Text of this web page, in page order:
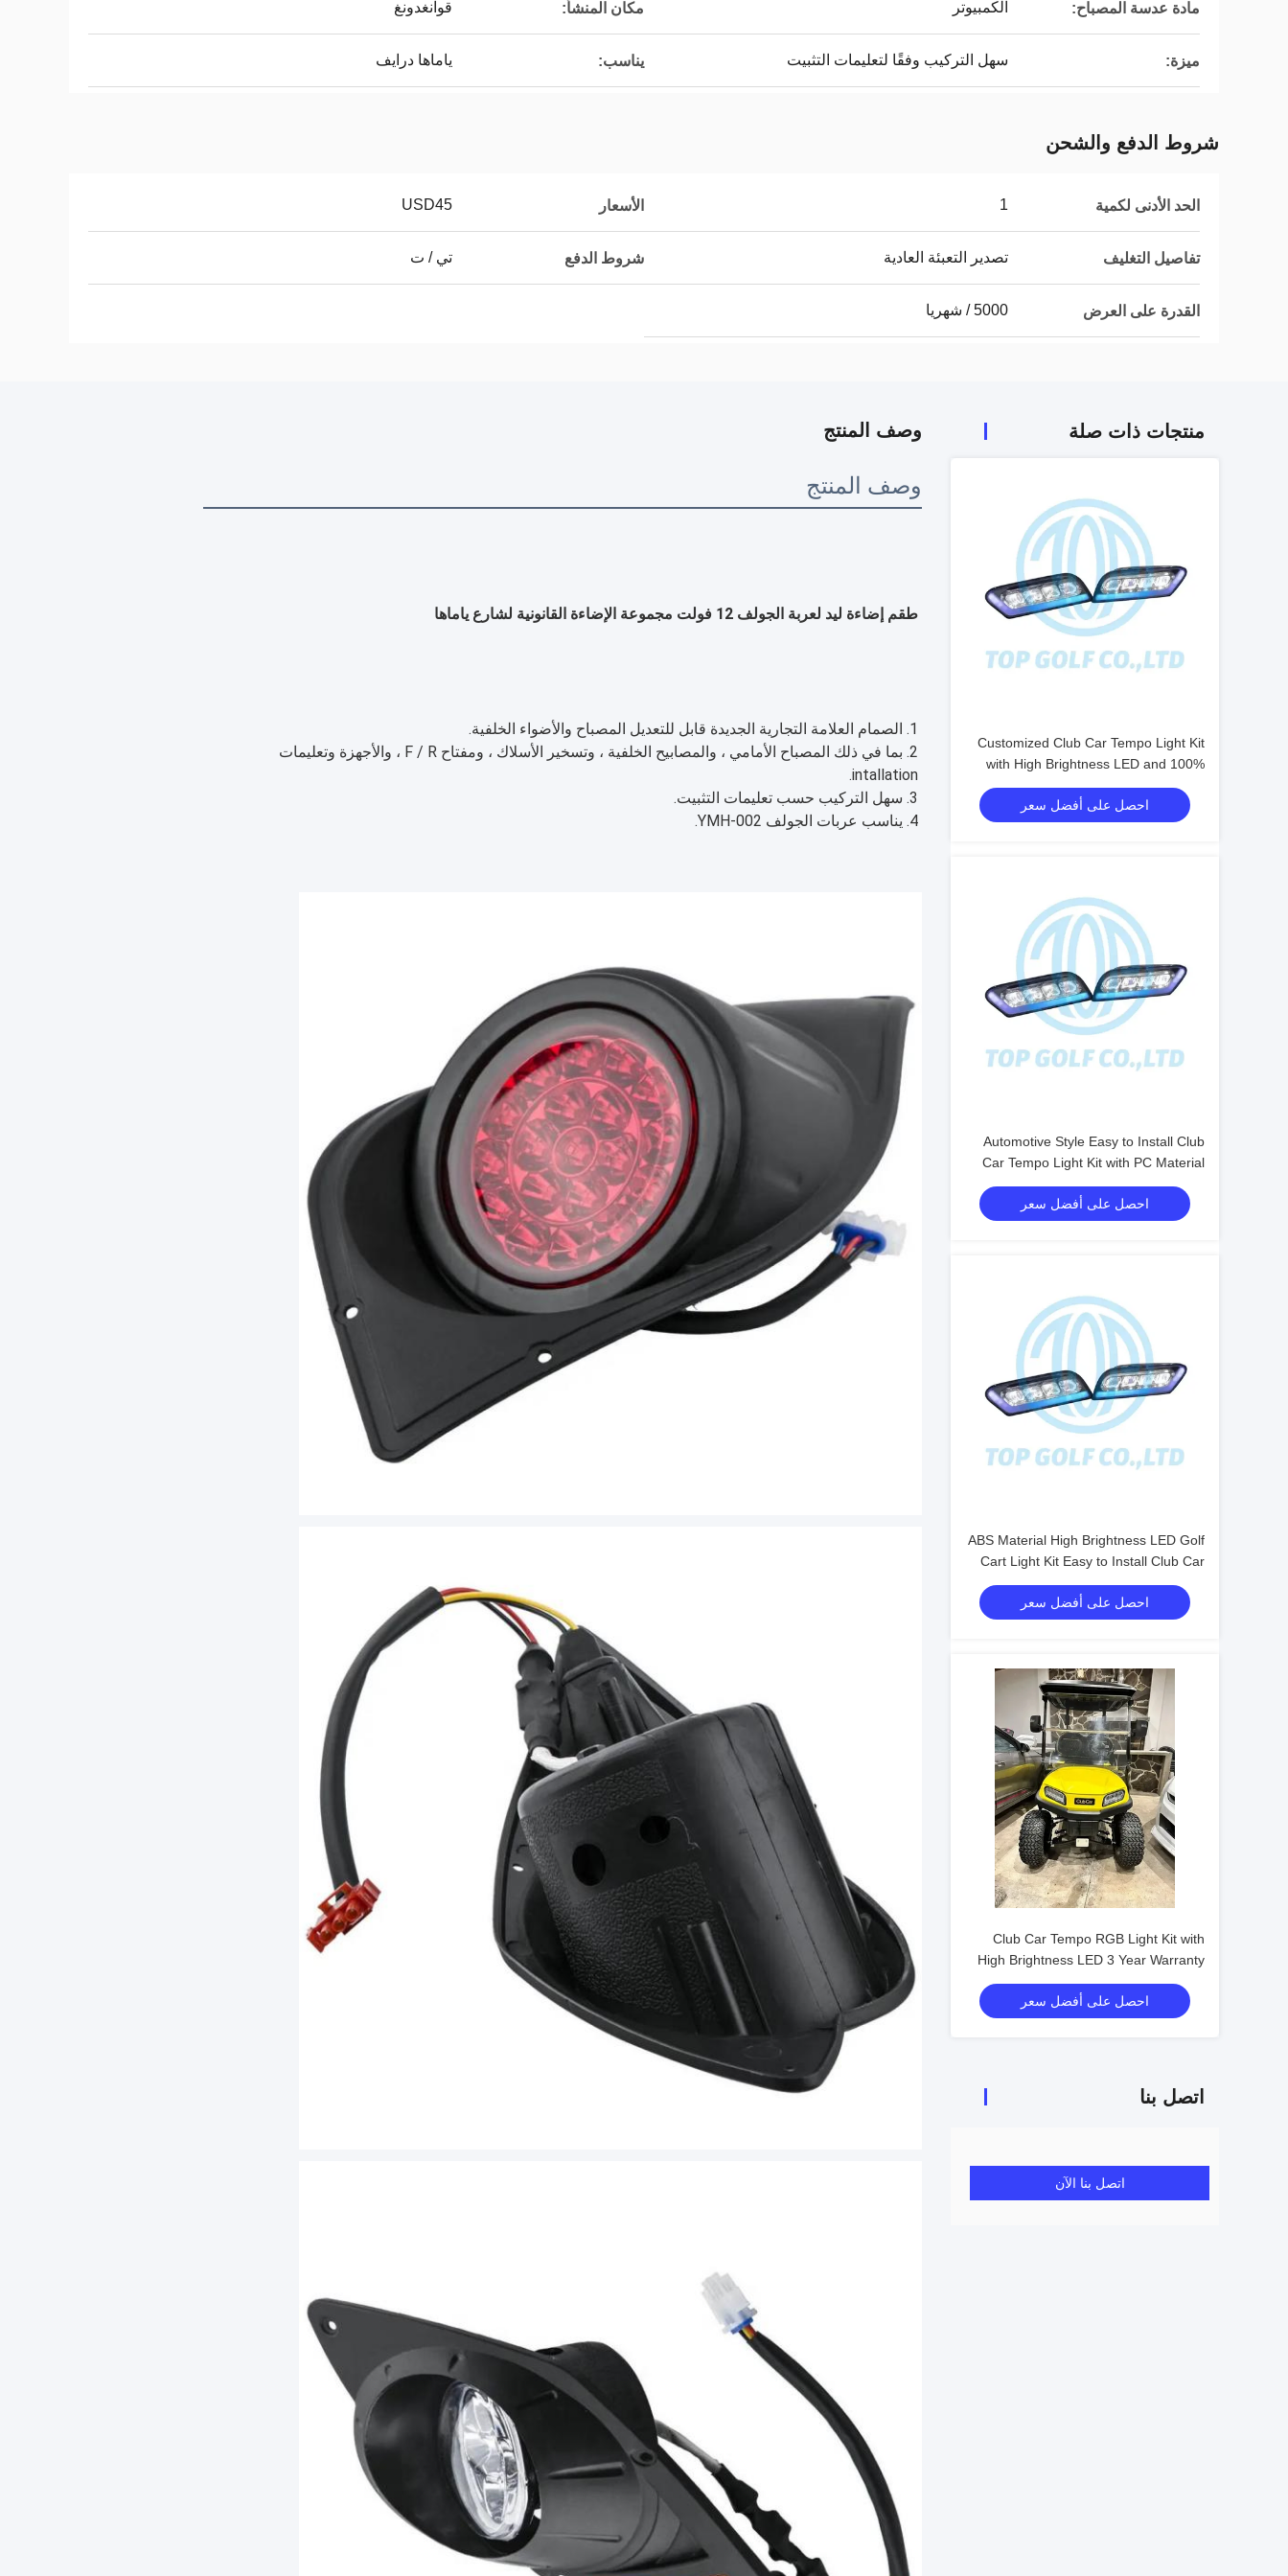
مادة عدسة المصباح: الكمبيوتر مكان المنشأ: قوانغدونغ
ميزة: سهل التركيب وفقًا لتعليمات التثبيت يناسب: ياماها درايف
شروط الدفع والشحن
الحد الأدنى لكمية 1 الأسعار USD45
تفاصيل التغليف تصدير التعبئة العادية شروط الدفع تي / ت
القدرة على العرض 5000 / شهريا
منتجات ذات صلة
Customized Club Car Tempo Light Kit
with High Brightness LED and 100%
OEM Fit for Golf Cart
احصل على أفضل سعر
Automotive Style Easy to Install Club
Car Tempo Light Kit with PC Material
for Golf Cart LED Light Kit
احصل على أفضل سعر
ABS Material High Brightness LED Golf
Cart Light Kit Easy to Install Club Car
Tempo
احصل على أفضل سعر
Club Car Tempo RGB Light Kit with
High Brightness LED 3 Year Warranty
and Energy Saving 12V Voltage
احصل على أفضل سعر
اتصل بنا
اتصل بنا الآن
وصف المنتج
وصف المنتج
طقم إضاءة ليد لعربة الجولف 12 فولت مجموعة الإضاءة القانونية لشارع ياماها
1. الصمام العلامة التجارية الجديدة قابل للتعديل المصباح والأضواء الخلفية.
intallation.
3. سهل التركيب حسب تعليمات التثبيت.
4. يناسب عربات الجولف YMH-002.